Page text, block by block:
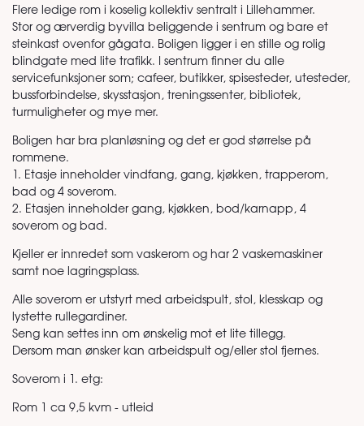
Flere ledige rom i koselig kollektiv sentralt i Lillehammer.
Stor og ærverdig byvilla beliggende i sentrum og bare et
steinkast ovenfor gågata. Boligen ligger i en stille og rolig
blindgate med lite trafikk. I sentrum finner du alle
servicefunksjoner som; cafeer, butikker, spisesteder, utesteder,
bussforbindelse, skysstasjon, treningssenter, bibliotek,
turmuligheter og mye mer.
Boligen har bra planløsning og det er god størrelse på
rommene.
1. Etasje inneholder vindfang, gang, kjøkken, trapperom,
bad og 4 soverom.
2. Etasjen inneholder gang, kjøkken, bod/karnapp, 4
soverom og bad.
Kjeller er innredet som vaskerom og har 2 vaskemaskiner
samt noe lagringsplass.
Alle soverom er utstyrt med arbeidspult, stol, klesskap og
lystette rullegardiner.
Seng kan settes inn om ønskelig mot et lite tillegg.
Dersom man ønsker kan arbeidspult og/eller stol fjernes.
Soverom i 1. etg:
Rom 1 ca 9,5 kvm - utleid